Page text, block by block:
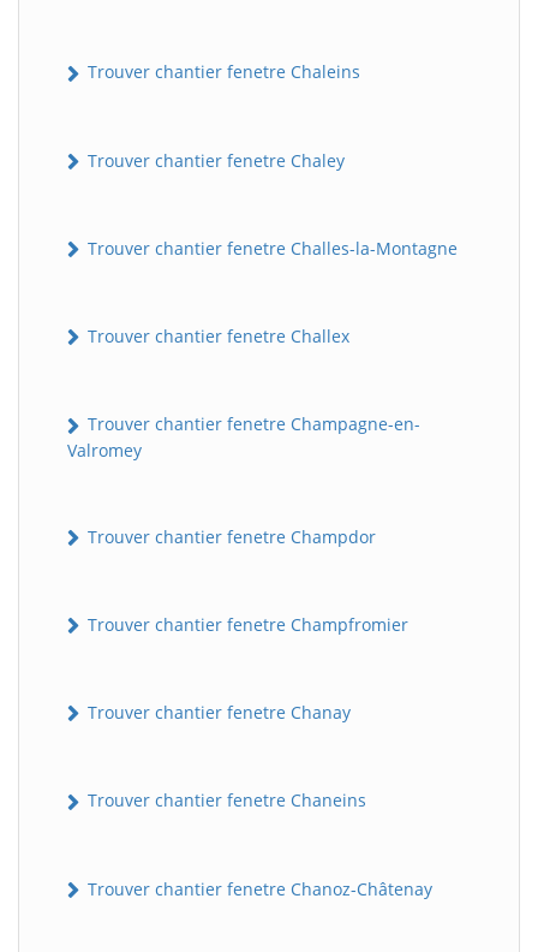
Trouver chantier fenetre Chaleins
Trouver chantier fenetre Chaley
Trouver chantier fenetre Challes-la-Montagne
Trouver chantier fenetre Challex
Trouver chantier fenetre Champagne-en-
Valromey
Trouver chantier fenetre Champdor
Trouver chantier fenetre Champfromier
Trouver chantier fenetre Chanay
Trouver chantier fenetre Chaneins
Trouver chantier fenetre Chanoz-Châtenay